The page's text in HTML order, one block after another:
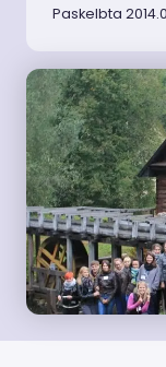
Paskelbta